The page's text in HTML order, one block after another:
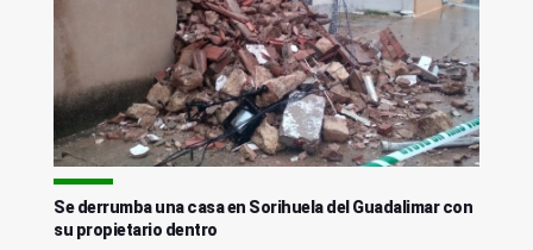
Se derrumba una casa en Sorihuela del Guadalimar con
su propietario dentro